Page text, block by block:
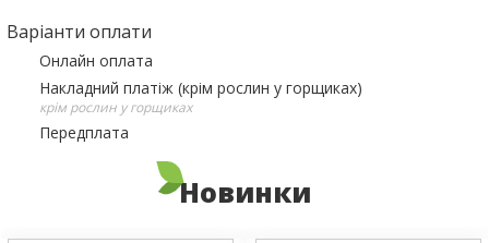
Варіанти оплати
Онлайн оплата
Накладний платіж (крім рослин у горщиках)
крім рослин у горщиках
Передплата
Новинки